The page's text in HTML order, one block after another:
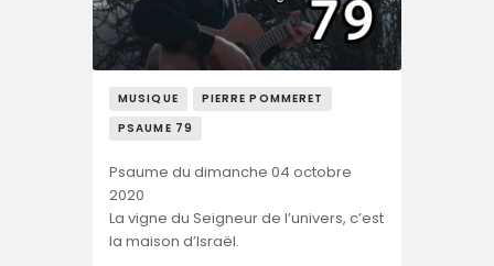
MUSIQUE
PIERRE POMMERET
PSAUME 79
Psaume du dimanche 04 octobre
2020
La vigne du Seigneur de l’univers, c’est
la maison d’Israël.